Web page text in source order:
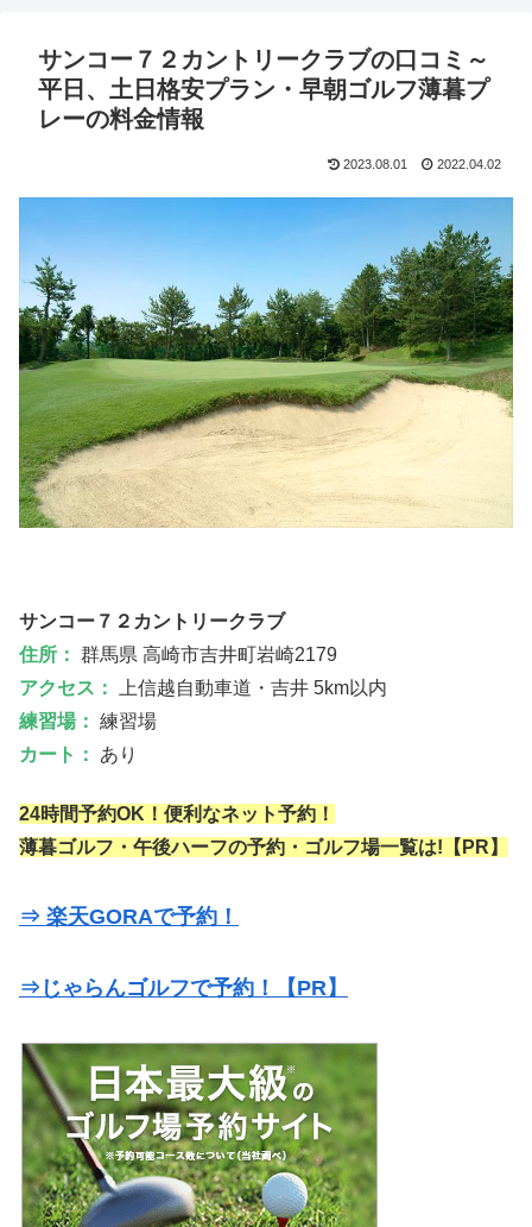
サンコー７２カントリークラブの口コミ～
平日、土日格安プラン・早朝ゴルフ薄暮プ
レーの料金情報
2023.08.01 2022.04.02
サンコー７２カントリークラブ
住所： 群馬県 高崎市吉井町岩崎2179
アクセス：
上信越自動車道・吉井 5km以内
練習場： 練習場
カート：
あり
24時間予約OK！便利なネット予約！
薄暮ゴルフ・午後ハーフの予約・ゴルフ場一覧は!【PR】
⇒ 楽天GORAで予約！
⇒じゃらんゴルフで予約！【PR】